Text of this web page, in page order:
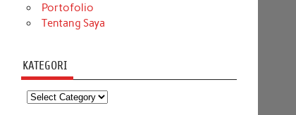
Portofolio
Tentang Saya
KATEGORI
Kategori